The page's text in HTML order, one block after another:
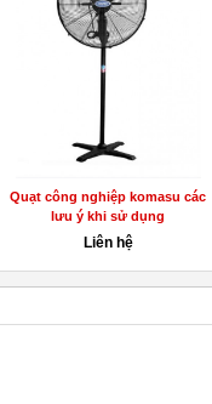
Quạt công nghiệp komasu các
lưu ý khi sử dụng
Liên hệ